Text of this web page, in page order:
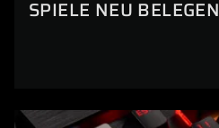
SPIELE NEU BELEGEN